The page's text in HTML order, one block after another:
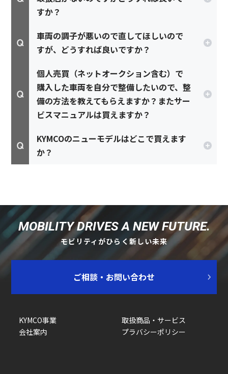
すか？
車両の調子が悪いので直してほしいので
すが、どうすれば良いですか？
個人売買（ネットオークション含む）で
購入した車両を自分で整備したいので、整
備の方法を教えてもらえますか？またサー
ビスマニュアルは買えますか？
KYMCOのニューモデルはどこで買えます
か？
MOBILITY DRIVES A NEW FUTURE.
モビリティがひらく新しい未来
ご相談・お問い合わせ
KYMCO事業
取扱商品・サービス
会社案内
プラバシーポリシー